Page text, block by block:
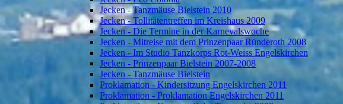
Jecken - Tanzmäuse Bielstein 2010
Jecken - Tollitätentreffen im Kreishaus 2009
Jecken - Die Termine in der Karnevalswoche
Jecken - Mitreise mit dem Prinzenpaar Ründeroth 2008
Jecken - Im Studio Tanzkorps Rot-Weiss Engelskirchen
Jecken - Prinzenpaar Bielstein 2007-2008
Jecken - Tanzmäuse Bielstein
Proklamation - Kindersitzung Engelskirchen 2011
Proklamation - Proklamation Engelskirchen 2011